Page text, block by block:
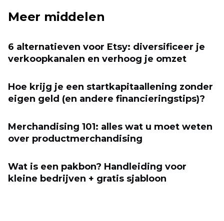
Meer middelen
6 alternatieven voor Etsy: diversificeer je
verkoopkanalen en verhoog je omzet
Hoe krijg je een startkapitaallening zonder
eigen geld (en andere financieringstips)?
Merchandising 101: alles wat u moet weten
over productmerchandising
Wat is een pakbon? Handleiding voor
kleine bedrijven + gratis sjabloon